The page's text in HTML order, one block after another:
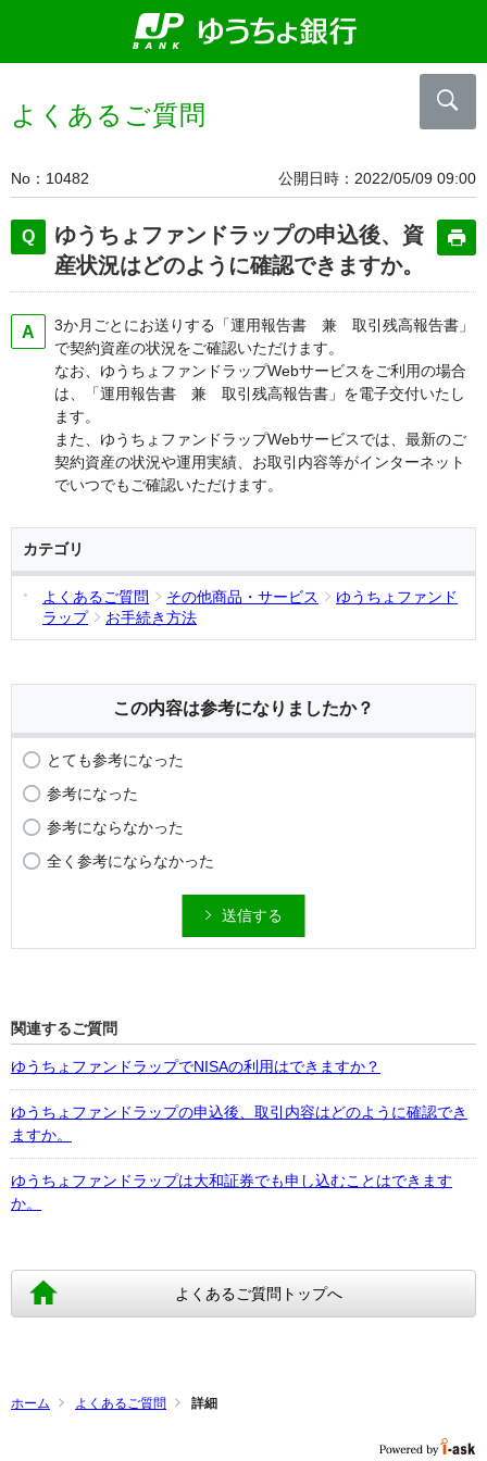
よくあるご質問
No 10482 公開日時 2022/05/09 09:00
ゆうちょファンドラップの申込後、資
産状況はどのように確認できますか。
3か月ごとにお送りする「運用報告書 兼 取引残高報告書」
で契約資産の状況をご確認いただけます。
なお、ゆうちょファンドラップWebサービスをご利用の場合
は、「運用報告書 兼 取引残高報告書」を電子交付いたし
ます。
また、ゆうちょファンドラップWebサービスでは、最新のご
契約資産の状況や運用実績、お取引内容等がインターネット
でいつでもご確認いただけます。
カテゴリ
よくあるご質問 その他商品・サービス
ゆうちょファンド
ラップ
お手続き方法
この内容は参考になりましたか？
とても参考になった
参考になった
参考にならなかった
全く参考にならなかった
送信する
関連するご質問
ゆうちょファンドラップでNISAの利用はできますか？
ゆうちょファンドラップの申込後、取引内容はどのように確認でき
ますか。
ゆうちょファンドラップは大和証券でも申し込むことはできます
か。
よくあるご質問トップへ
ホーム よくあるご質問 詳細